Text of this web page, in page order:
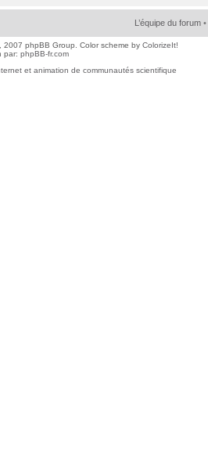
L’équipe du forum •
phpBB Group. Color scheme by ColorizeIt!
par: phpBB-fr.com
et animation de communautés scientifique